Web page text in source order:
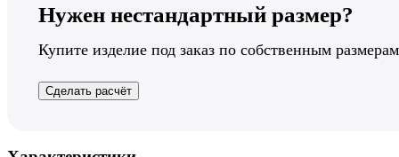
Нужен нестандартный размер?
Купите изделие под заказ по собственным
Сделать расчёт